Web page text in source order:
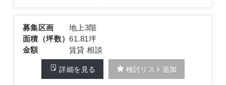
募集区画
地上3階
面積（坪数）61.81坪
金額
賃貸 相談
詳細を見る 検討リスト追加